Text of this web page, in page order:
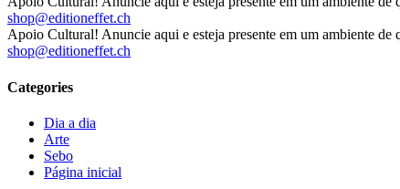
shop@editioneffet.ch
Apoio Cultural! Anuncie aqui e esteja presente em um ambiente de
shop@editioneffet.ch
Categories
Dia a dia
Arte
Sebo
Página inicial